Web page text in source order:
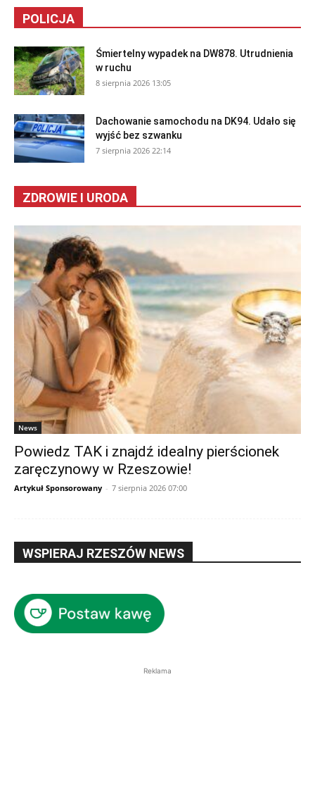
POLICJA
Śmiertelny wypadek na DW878. Utrudnienia
w ruchu
8 sierpnia 2026 13:05
Dachowanie samochodu na DK94. Udało się
wyjść bez szwanku
7 sierpnia 2026 22:14
ZDROWIE I URODA
News
Powiedz TAK i znajdź idealny pierścionek
zaręczynowy w Rzeszowie!
Artykuł Sponsorowany - 7 sierpnia 2026 07:00
WSPIERAJ RZESZÓW NEWS
Reklama